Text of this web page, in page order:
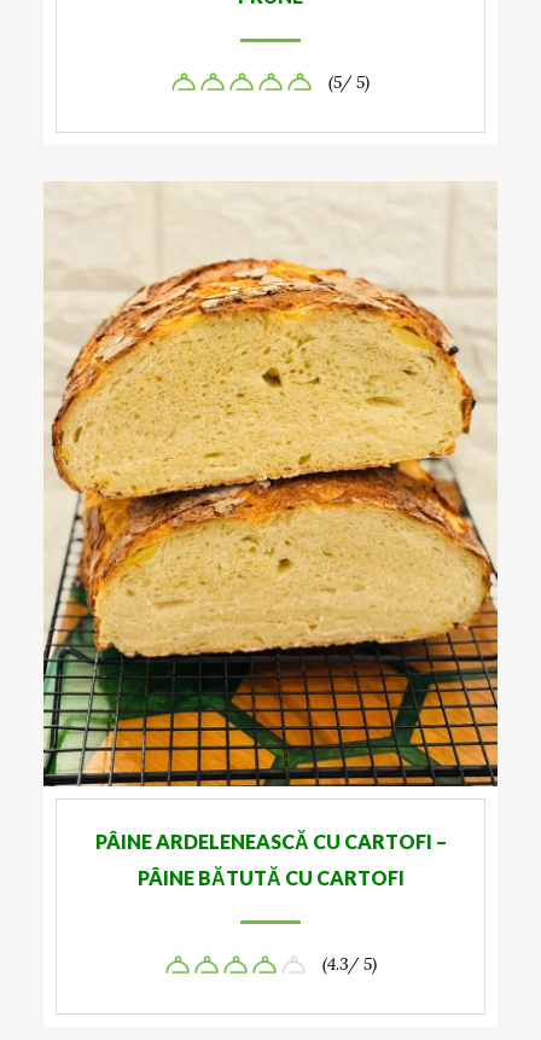
(5/ 5)
PÂINE ARDELENEASCĂ CU CARTOFI –
PÂINE BĂTUTĂ CU CARTOFI
(4.3/ 5)